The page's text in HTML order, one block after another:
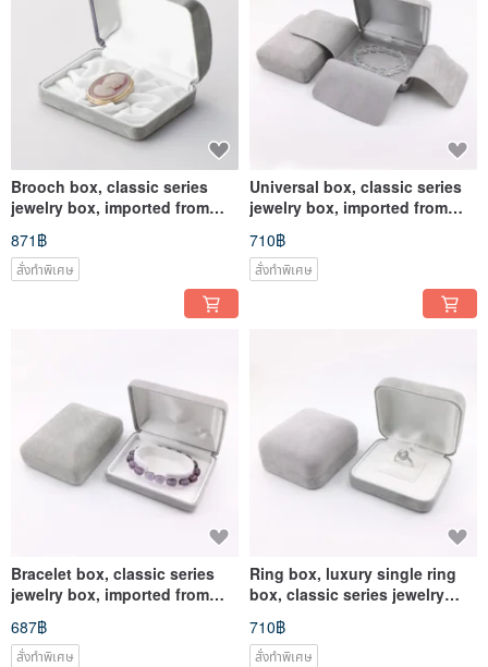
Brooch box, classic series
jewelry box, imported from
Japan
871฿
สั่งทำพิเศษ
Universal box, classic series
jewelry box, imported from
Japan
710฿
สั่งทำพิเศษ
Bracelet box, classic series
jewelry box, imported from
Japan
687฿
สั่งทำพิเศษ
Ring box, luxury single ring
box, classic series jewelry
box, imported from Japan
710฿
สั่งทำพิเศษ